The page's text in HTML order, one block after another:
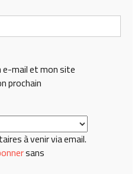
e-mail et mon site
prochain
à venir via email.
sans